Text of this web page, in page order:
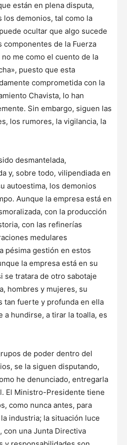
están en plena disputa,
los demonios, tal como la
ocultar que algo sucede
de la Fuerza
me como el cuento de la
puesto que esta
comprometida con la
Chavista, lo han
Sin embargo, siguen las
los rumores, la vigilancia, la
desmantelada,
y, sobre todo, vilipendiada en
autoestima, los demonios
Aunque la empresa está en
con la producción
con las refinerías
medulares
pésima gestión en estos
la empresa está en su
se tratara de otro sabotaje
hombres y mujeres, su
tan fuerte y profunda en ella
a hundirse, a tirar la toalla, es
de poder dentro del
se la siguen disputando,
he denunciado, entregarla
El Ministro-Presidente tiene
como nunca antes, para
industria; la situación luce
con una Junta Directiva